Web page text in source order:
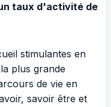
taux d'activité de
stimulantes en
plus grande
de vie en
savoir être et